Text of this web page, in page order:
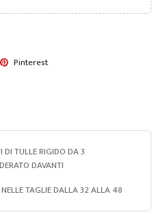
Pinterest
TULLE RIGIDO DA 3
DAVANTI
TAGLIE DALLA 32 ALLA 48